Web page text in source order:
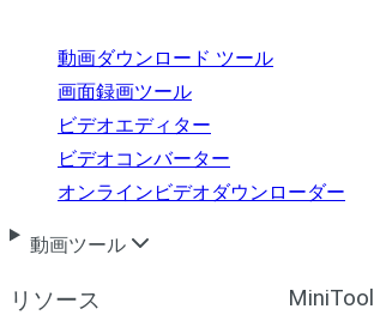
動画ダウンロード ツール
画面録画ツール
ビデオエディター
ビデオコンバーター
オンラインビデオダウンローダー
動画ツール
リソース MiniTool